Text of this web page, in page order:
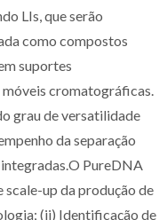
LIs, que serão
como compostos
suportes
cromatográficas.
grau de versatilidade
da separação
PureDNA
up da produção de
(ii) Identificação de